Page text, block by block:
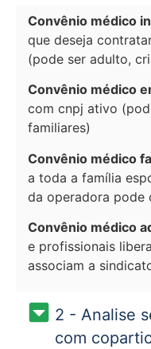
Convênio médico
que deseja
(pode ser adulto,
Convênio médico
com cnpj ativo
familiares)
Convênio médico
a toda a família
da operadora pode
Convênio médico
e profissionais
associam a
2 - Analise
com